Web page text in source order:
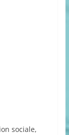
sociale,